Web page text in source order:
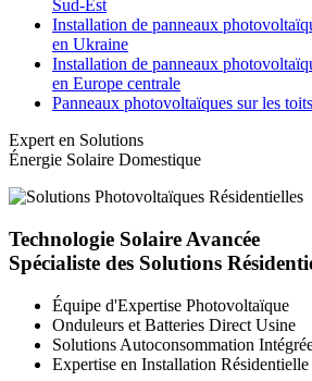
Sud-Est
Installation de panneaux
en Ukraine
Installation de panneaux
en Europe centrale
Panneaux photovoltaïques sur les
Expert en Solutions
Énergie Solaire Domestique
Technologie Solaire Avancée
Spécialiste des Solutions
Équipe d'Expertise Photovoltaïque
Onduleurs et Batteries Direct Usine
Solutions Autoconsommation
Expertise en Installation Résidentielle